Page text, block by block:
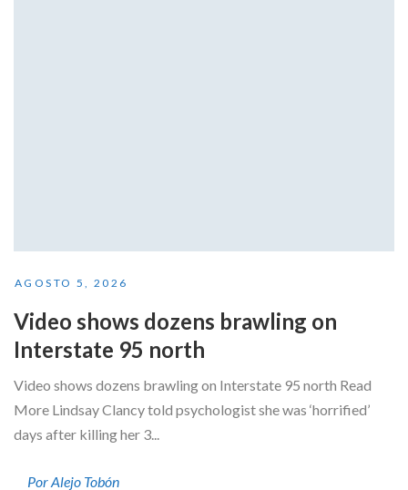
AGOSTO 5, 2026
Video shows dozens brawling on
Interstate 95 north
Video shows dozens brawling on Interstate 95 north Read
More Lindsay Clancy told psychologist she was ‘horrified’
days after killing her 3...
Por Alejo Tobón